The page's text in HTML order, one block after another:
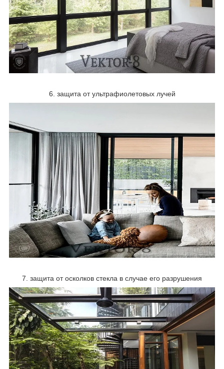
6. защита от ультрафиолетовых лучей
7. защита от осколков стекла в случае его разрушения